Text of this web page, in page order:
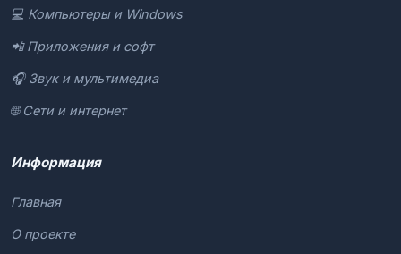
💻 Компьютеры и Windows
📲 Приложения и софт
🎧 Звук и мультимедиа
🌐 Сети и интернет
Информация
Главная
О проекте